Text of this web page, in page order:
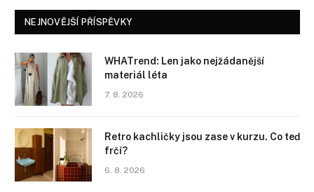
NEJNOVĚJŠÍ PŘÍSPĚVKY
WHATrend: Len jako nejžádanější
materiál léta
7. 8. 2026
Retro kachličky jsou zase v kurzu. Co teď
frčí?
6. 8. 2026